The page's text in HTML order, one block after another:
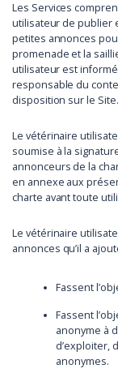
Les Services
utilisateur de publier
petites annonces
promenade et la
utilisateur est
responsable du
disposition sur le Site.
Le vétérinaire
soumise à la
annonceurs de la
en annexe aux
charte avant toute
Le vétérinaire
annonces qu’il a
Fassent
Fassent
anonyme à
d’exploiter,
anonymes.